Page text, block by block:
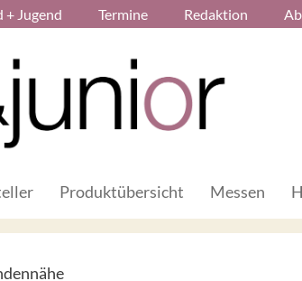
+ Jugend Termine Redaktion
Produktübersicht Messen